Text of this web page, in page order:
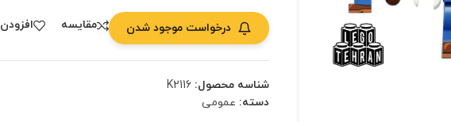
درخواست موجود شدن مقایسه
شناسه محصول: K2116
دسته: عمومی